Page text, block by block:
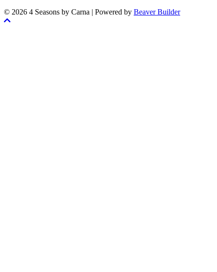
© 2026 4 Seasons by Carna | Powered by Beaver Builder
Skrolla